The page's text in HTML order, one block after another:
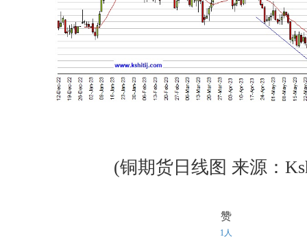
(铜期货日线图 来源：
赞
1人